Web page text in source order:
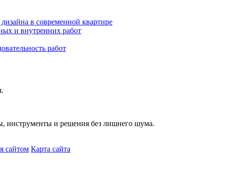
в современной квартире
и внутренних работ
работ
инструменты и решения без лишнего шума.
сайтом Карта сайта